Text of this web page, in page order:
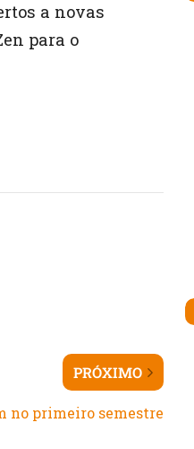
a novas
para o
PRÓXIMO
no primeiro semestre